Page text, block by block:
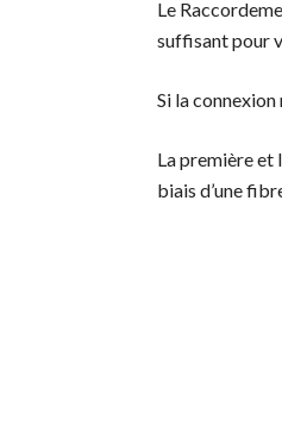
Le
suffisant pour
Si la
La première et
biais d’une